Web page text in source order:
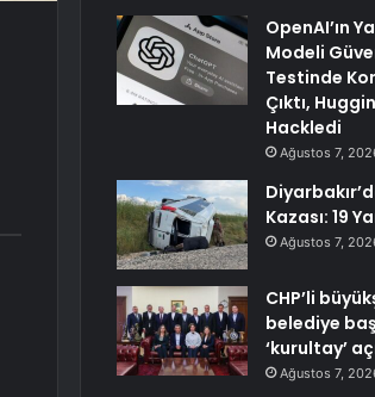
OpenAI’ın
Modeli
Testinde
Çıktı,
Hackledi
Ağustos 7,
Kazası: 19
Ağustos 7,
CHP’li
belediye
‘kurultay’
Ağustos 7,